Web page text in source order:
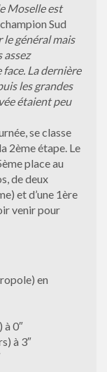
Moselle est
Sud
général mais
assez
La dernière
les grandes
étaient peu
se classe
2ème étape. Le
place au
de deux
et d’une 1ère
venir pour
en
à 0″
à 3″